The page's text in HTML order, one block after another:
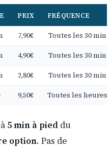
PRIX FRÉQUENCE
7,90€ Toutes les 30 min
4,90€ Toutes les 30 min
2,80€ Toutes les 30 min
9,50€ Toutes les heures
5 min à pied du
option. Pas de